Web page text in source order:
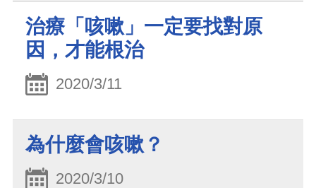
治療「咳嗽」一定要找對原
因，才能根治
2020/3/11
為什麼會咳嗽？
2020/3/10